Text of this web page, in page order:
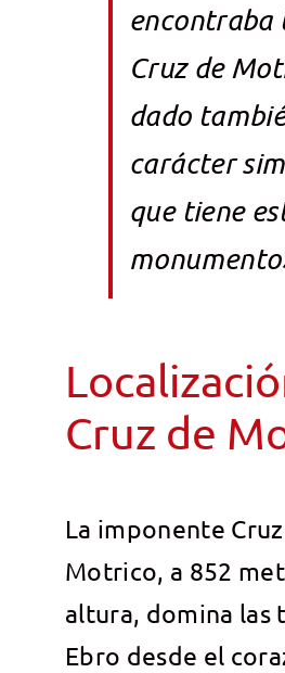
encontraba
Cruz de
dado
carácter
que tiene
Cruz de
La imponente
Motrico, a 852
altura, domina las
Ebro desde el